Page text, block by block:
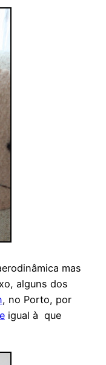
mas
alguns dos
, no Porto, por
igual à que